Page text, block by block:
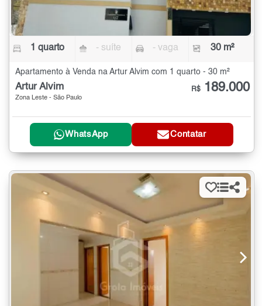
1 quarto - suíte - vaga 30 m²
Apartamento à Venda na Artur Alvim com 1 quarto - 30 m²
Artur Alvim
Zona Leste - São Paulo
R$ 189.000
WhatsApp Contatar